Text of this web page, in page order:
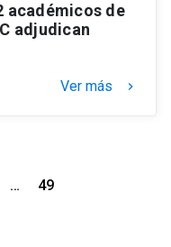
académicos de
adjudican
Ver más keyboard_arrow_right
… 49